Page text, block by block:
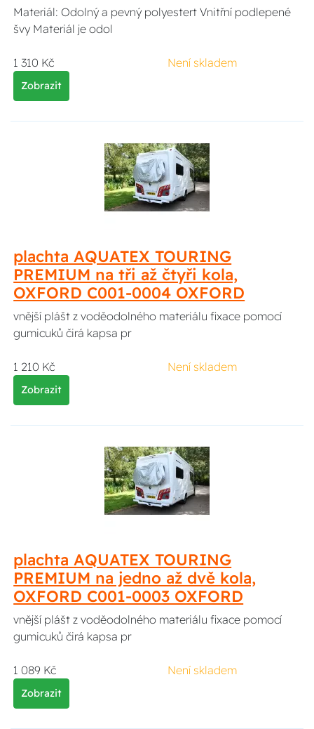
Materiál: Odolný a pevný polyestert Vnitřní podlepené
švy Materiál je odol
1 310 Kč Není skladem
Zobrazit
plachta AQUATEX TOURING
PREMIUM na tři až čtyři kola,
OXFORD C001-0004 OXFORD
vnější plášt z voděodolného materiálu fixace pomocí
gumicuků čirá kapsa pr
1 210 Kč Není skladem
Zobrazit
plachta AQUATEX TOURING
PREMIUM na jedno až dvě kola,
OXFORD C001-0003 OXFORD
vnější plášt z voděodolného materiálu fixace pomocí
gumicuků čirá kapsa pr
1 089 Kč Není skladem
Zobrazit